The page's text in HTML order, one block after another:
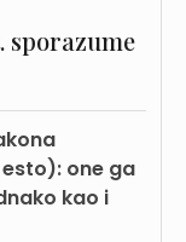
sporazume
one ga
kao i